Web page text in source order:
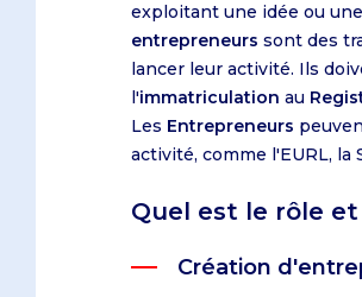
exploitant une idée ou
entrepreneurs sont des
lancer leur activité. Ils
l'immatriculation au
Les Entrepreneurs
activité, comme l'EURL, la
Quel est le rôle
Création